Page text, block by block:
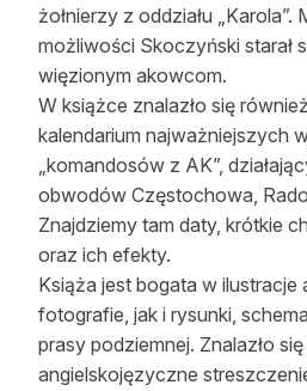
żołnierzy z oddziału
możliwości Skoczyński starał
więzionym akowcom.
W książce znalazło się
kalendarium najważniejszych
„komandosów z AK”,
obwodów Częstochowa,
Znajdziemy tam daty, krótkie
oraz ich efekty.
Książa jest bogata w
fotografie, jak i rysunki,
prasy podziemnej. Znalazło
angielskojęzyczne